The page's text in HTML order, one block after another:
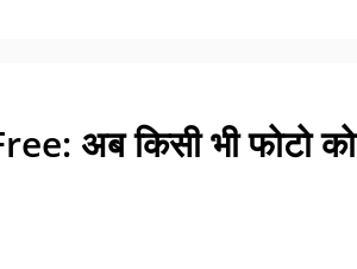
अब किसी भी फोटो को